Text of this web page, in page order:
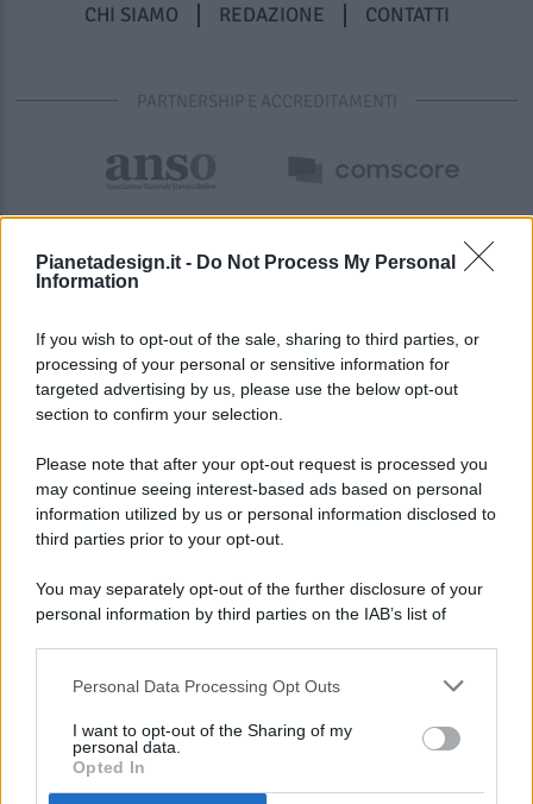
Pianetadesign.it - Do Not Process My Personal
Information
If you wish to opt-out of the sale, sharing to third parties, or
processing of your personal or sensitive information for
targeted advertising by us, please use the below opt-out
section to confirm your selection.
Please note that after your opt-out request is processed you
may continue seeing interest-based ads based on personal
information utilized by us or personal information disclosed to
third parties prior to your opt-out.
You may separately opt-out of the further disclosure of your
personal information by third parties on the IAB’s list of
This information may also be disclosed by us to third parties
disclose it to other third parties.
Personal Data Processing Opt Outs
I want to opt-out of the Sharing of my
personal data.
Opted In
CHI SIAMO REDAZIONE CONTATTI
PARTNERSHIP E ACCREDITAMENTI
© 2026 - Pianeta Design - P.IVA 04827280654 - Testata
Registrata Al Tribunale Di Nocera Inferiore N. 8/2020 - RG N.
ISCRIZIONE AL ROC N. 35792 – ISCRITTA ALL’ANSO
(ASSOCIAZIONE NAZIONALE STAMPA ONLINE)
PREFERENZE PRIVACY